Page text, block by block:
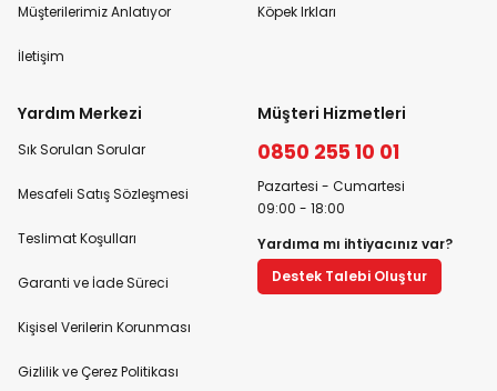
Müşterilerimiz Anlatıyor
İletişim
Köpek Irkları
Yardım Merkezi
Sık Sorulan Sorular
Mesafeli Satış Sözleşmesi
Teslimat Koşulları
Garanti ve İade Süreci
Kişisel Verilerin Korunması
Gizlilik ve Çerez Politikası
Müşteri Hizmetleri
0850 255 10 01
Pazartesi - Cumartesi
09:00 - 18:00
Yardıma mı ihtiyacınız var?
Destek Talebi Oluştur